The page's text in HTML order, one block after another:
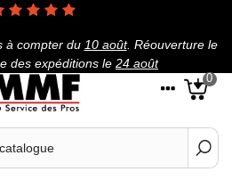
à compter du 10 août. Réouverture le
des expéditions le 24 août
0